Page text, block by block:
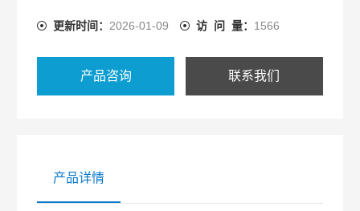
更新时间： 2026-01-09 访 问 量： 1566
产品咨询 联系我们
产品详情